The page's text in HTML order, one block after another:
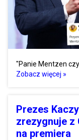
"Panie Mentzen
Zobacz więcej »
Prezes
zrezygnuje z
na premiera